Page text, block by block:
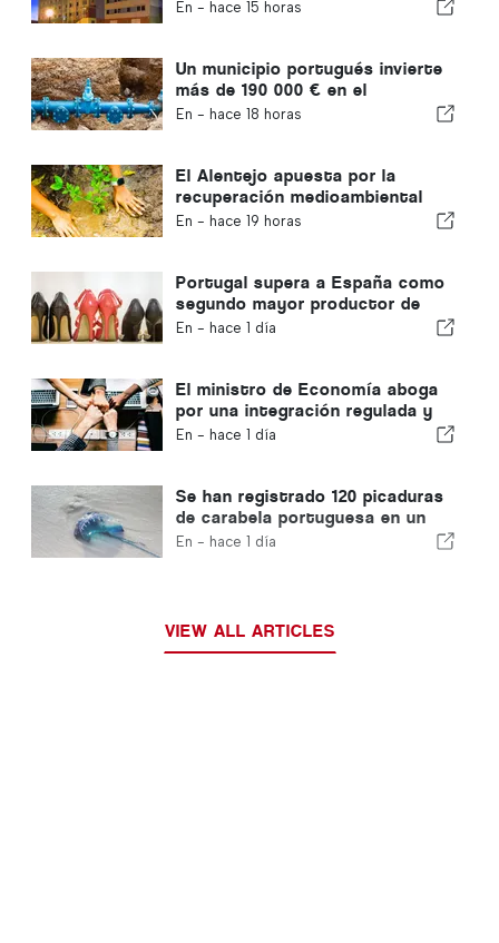
En - hace 15 horas
Un municipio portugués invierte
más de 190 000 € en el
suministro de agua
En - hace 18 horas
El Alentejo apuesta por la
recuperación medioambiental
con fondos europeos
En - hace 19 horas
Portugal supera a España como
segundo mayor productor de
calzado de Europa
En - hace 1 día
El ministro de Economía aboga
por una integración regulada y
garantiza una vía rápida para los
En - hace 1 día
Se han registrado 120 picaduras
de carabela portuguesa en un
solo día
En - hace 1 día
VIEW ALL ARTICLES